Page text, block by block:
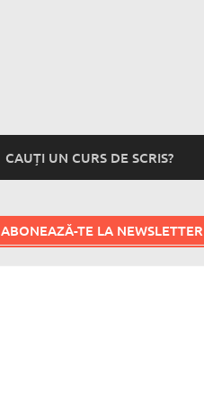
CAUȚI UN CURS DE SCRIS?
ABONEAZĂ-TE LA NEWSLETTER